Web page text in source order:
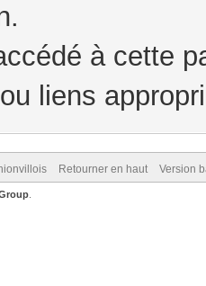
à cette
liens
Retourner en haut Version